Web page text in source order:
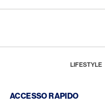
Footer
LIFESTYLE
Footer Navigation
ACCESSO RAPIDO